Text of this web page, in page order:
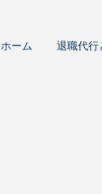
ホーム 退職代行